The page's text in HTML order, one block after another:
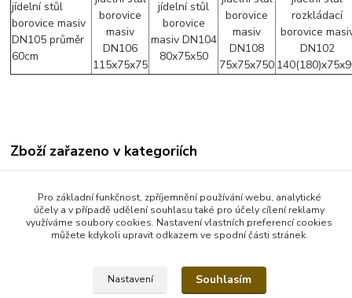
Zboží zařazeno v kategoriích
Jídelní stoly obdelníkové
Pro základní funkčnost, zpříjemnění používání webu, analytické
účely a v případě udělení souhlasu také pro účely cílení reklamy
využíváme soubory cookies. Nastavení vlastních preferencí cookies
můžete kdykoli upravit odkazem ve spodní části stránek.
Nastavení Souhlasím